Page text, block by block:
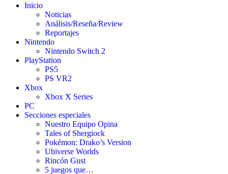
Inicio
Noticias
Análisis/Reseña/Review
Reportajes
Nintendo
Nintendo Switch 2
PlayStation
PS5
PS VR2
Xbox
Xbox X Series
PC
Secciones especiales
Nuestro Equipo Opina
Tales of Shergiock
Pokémon: Drako’s Version
Ubiverse Worlds
Rincón Gust
5 juegos que…